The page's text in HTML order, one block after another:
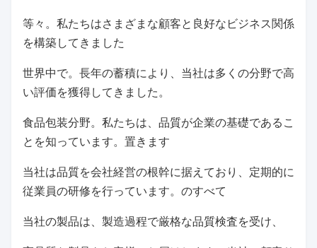
等々。私たちはさまざまな顧客と良好なビジネス関係
を構築してきました
世界中で。長年の蓄積により、当社は多くの分野で高
い評価を獲得してきました。
食品包装分野。私たちは、品質が企業の基礎であるこ
とを知っています。置きます
当社は品質を会社経営の根幹に据えており、定期的に
従業員の研修を行っています。のすべて
当社の製品は、製造過程で厳格な品質検査を受け、